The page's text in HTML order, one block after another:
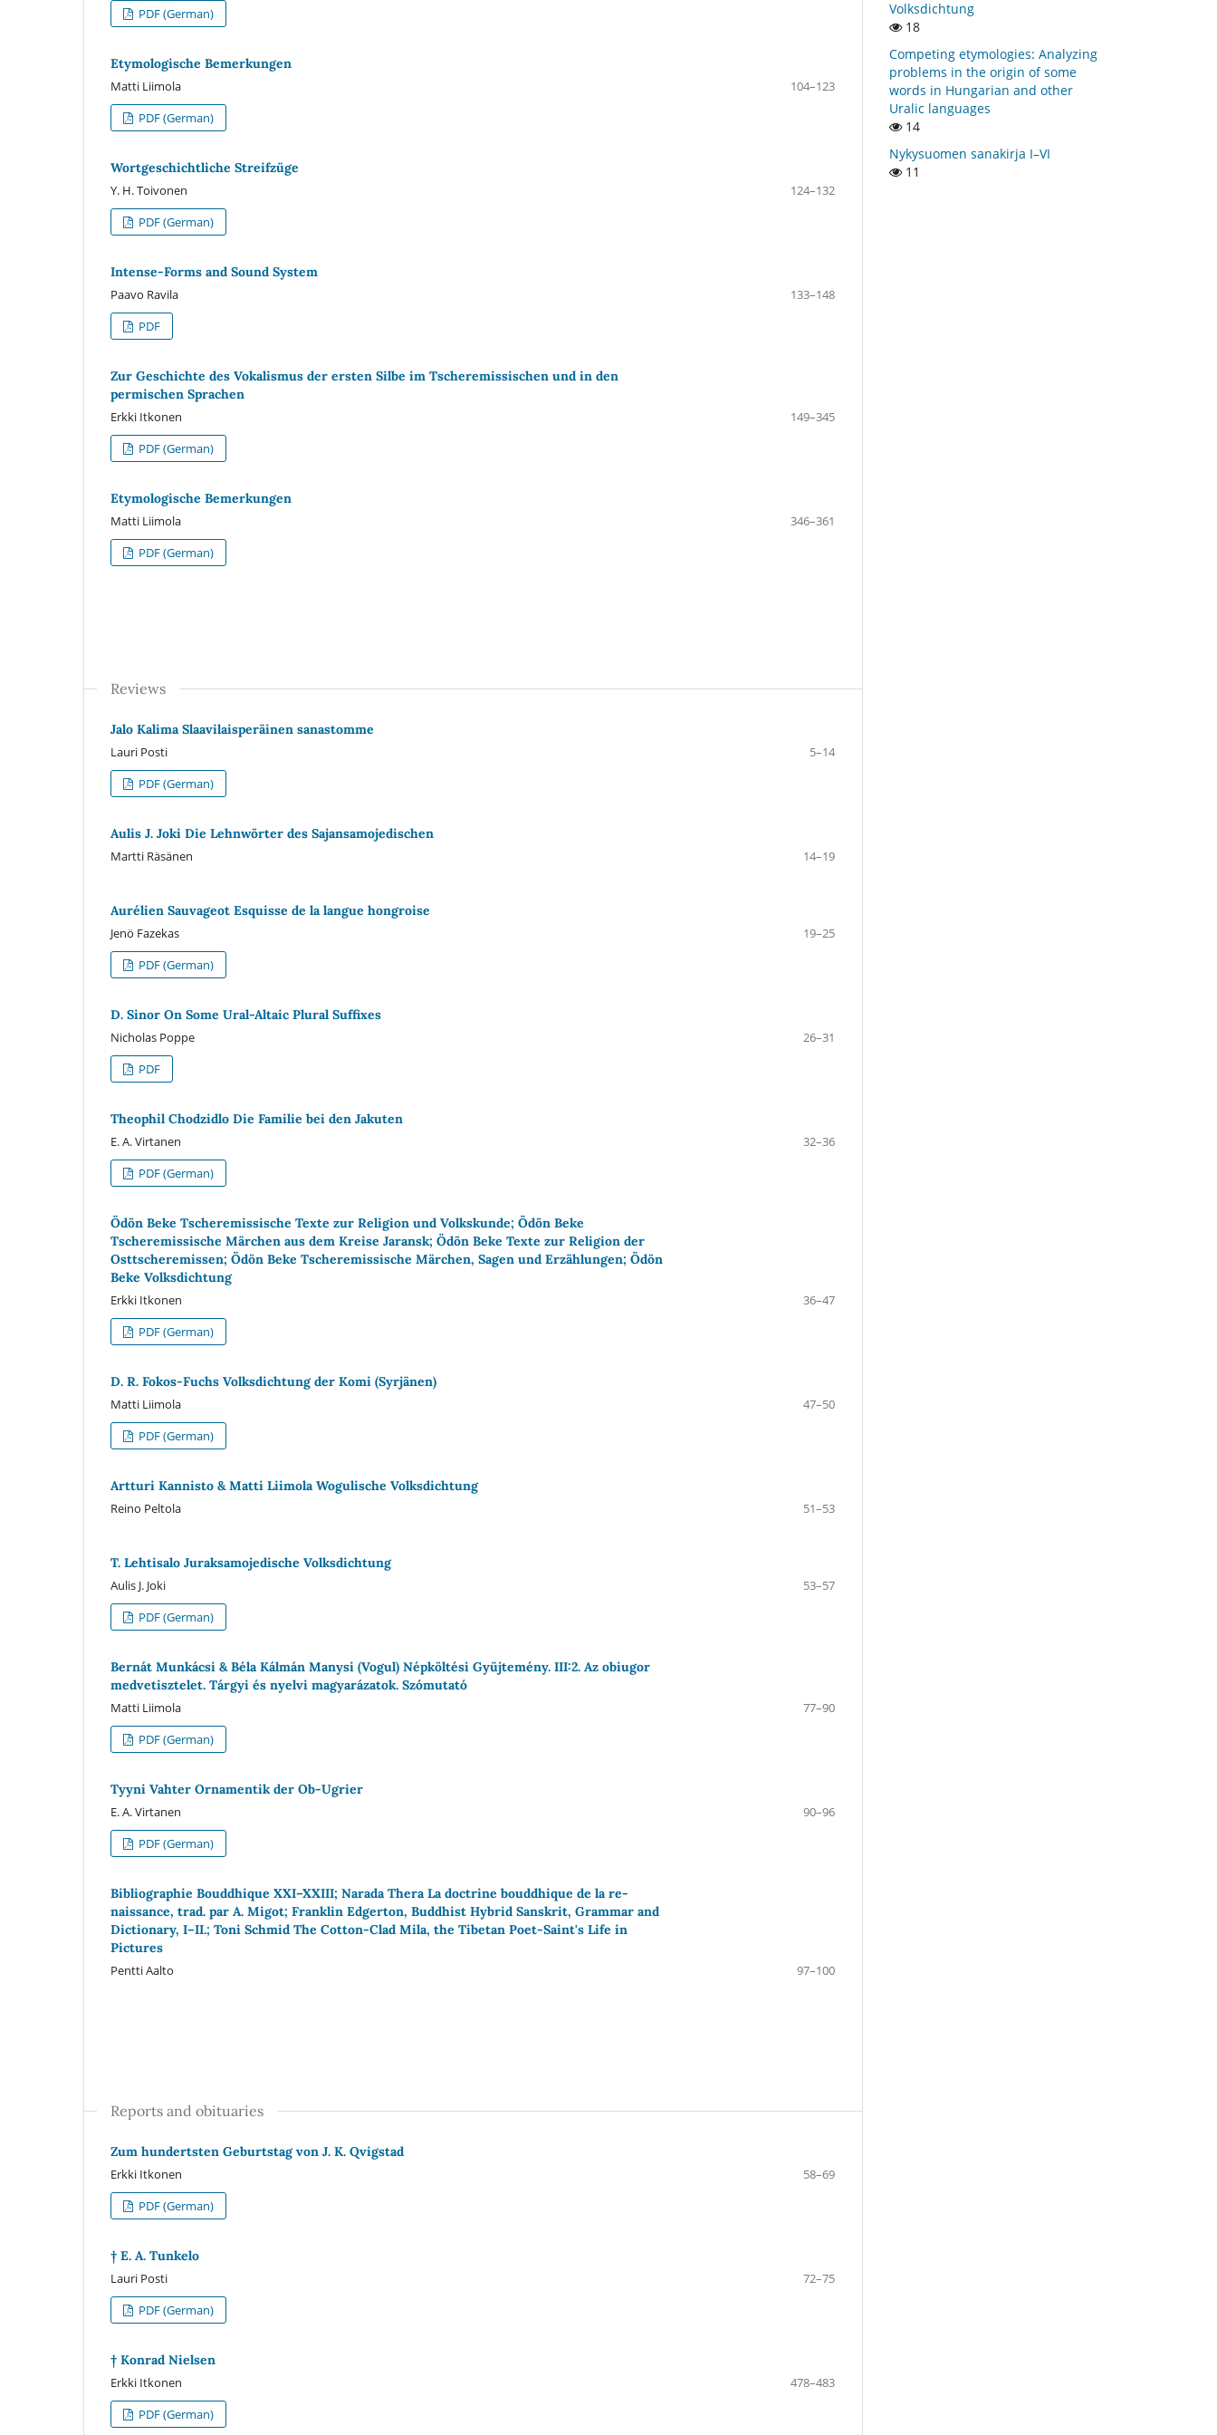
PDF (German)
Etymologische Bemerkungen
Matti Liimola
104–123
PDF (German)
Wortgeschichtliche Streifzüge
Y. H. Toivonen
124–132
PDF (German)
Intense-Forms and Sound System
Paavo Ravila
133–148
PDF
Zur Geschichte des Vokalismus der ersten Silbe im Tscheremissischen und in den
permischen Sprachen
Erkki Itkonen
149–345
PDF (German)
Etymologische Bemerkungen
Matti Liimola
346–361
PDF (German)
Reviews
Jalo Kalima Slaavilaisperäinen sanastomme
Lauri Posti
5–14
PDF (German)
Aulis J. Joki Die Lehnwörter des Sajansamojedischen
Martti Räsänen
14–19
Aurélien Sauvageot Esquisse de la langue hongroise
Jenö Fazekas
19–25
PDF (German)
D. Sinor On Some Ural-Altaic Plural Suffixes
Nicholas Poppe
26–31
PDF
Theophil Chodzidlo Die Familie bei den Jakuten
E. A. Virtanen
32–36
PDF (German)
Ödön Beke Tscheremissische Texte zur Religion und Volkskunde; Ödön Beke
Tscheremissische Märchen aus dem Kreise Jaransk; Ödön Beke Texte zur Religion der
Osttscheremissen; Ödön Beke Tscheremissische Märchen, Sagen und Erzählungen; Ödön
Beke Volksdichtung
Erkki Itkonen
36–47
PDF (German)
D. R. Fokos-Fuchs Volksdichtung der Komi (Syrjänen)
Matti Liimola
47–50
PDF (German)
Artturi Kannisto & Matti Liimola Wogulische Volksdichtung
Reino Peltola
51–53
T. Lehtisalo Juraksamojedische Volksdichtung
Aulis J. Joki
53–57
PDF (German)
Bernát Munkácsi & Béla Kálmán Manysi (Vogul) Népköltési Gyüjtemény. III:2. Az obiugor
medvetisztelet. Tárgyi és nyelvi magyarázatok. Szómutató
Matti Liimola
77–90
PDF (German)
Tyyni Vahter Ornamentik der Ob-Ugrier
E. A. Virtanen
90–96
PDF (German)
Bibliographie Bouddhique XXI–XXIII; Narada Thera La doctrine bouddhique de la re-
naissance, trad. par A. Migot; Franklin Edgerton, Buddhist Hybrid Sanskrit, Grammar and
Dictionary, I–II.; Toni Schmid The Cotton-Clad Mila, the Tibetan Poet-Saint's Life in
Pictures
Pentti Aalto
97–100
Reports and obituaries
Zum hundertsten Geburtstag von J. K. Qvigstad
Erkki Itkonen
58–69
PDF (German)
† E. A. Tunkelo
Lauri Posti
72–75
PDF (German)
† Konrad Nielsen
Erkki Itkonen
478–483
PDF (German)
Volksdichtung
18
Competing etymologies: Analyzing
problems in the origin of some
words in Hungarian and other
Uralic languages
14
Nykysuomen sanakirja I–VI
11